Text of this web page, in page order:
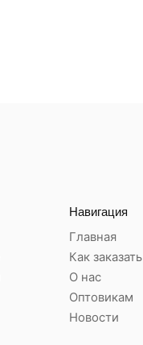
Навигация
Главная
Как заказать
О нас
Оптовикам
Новости